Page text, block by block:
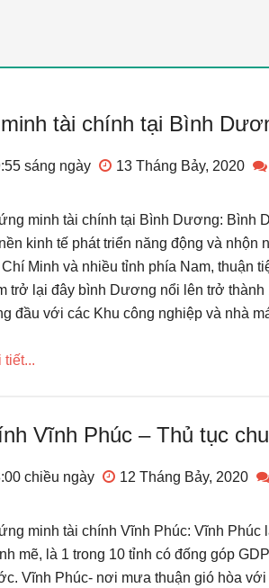
tài chính tại Bình
sáng ngày 13 Tháng Bảy, 2020
minh tài chính tại Bình Dương: Bình
kinh tế phát triển năng động và nhộn
Chí Minh và nhiều tỉnh phía Nam, thuận
trở lại đây bình Dương nổi lên trở
đầu với các Khu công nghiệp và nhà
tiết...
Vĩnh Phúc – Thủ tục
chiều ngày 12 Tháng Bảy, 2020
minh tài chính Vĩnh Phúc: Vĩnh Phúc
mẽ, là 1 trong 10 tỉnh có đống góp
Vĩnh Phúc- nơi mưa thuận gió hòa